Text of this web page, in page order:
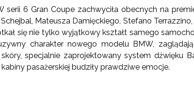
serii 6 Gran Coupe zachwyciła obecnych na
Mateusza Damięckiego, Stefano
się nie tylko wyjątkowy kształt samego
charakter nowego modelu BMW,
specjalnie zaprojektowany system dźwięku
pasażerskiej budziły prawdziwe emocje.